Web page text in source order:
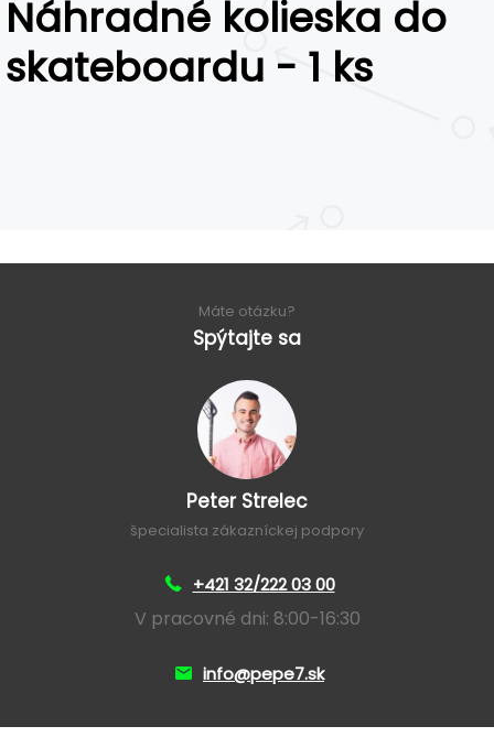
Náhradné kolieska do
skateboardu - 1 ks
Máte otázku?
Spýtajte sa
Peter Strelec
špecialista zákazníckej podpory
+421 32/222 03 00
V pracovné dni: 8:00-16:30
info@pepe7.sk